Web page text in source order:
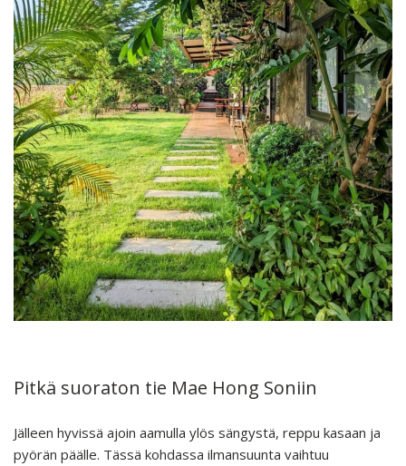
Pitkä suoraton tie Mae Hong Soniin
Jälleen hyvissä ajoin aamulla ylös sängystä, reppu kasaan ja
pyörän päälle. Tässä kohdassa ilmansuunta vaihtuu